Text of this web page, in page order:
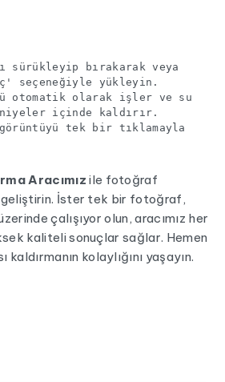
sürükleyip bırakarak veya
seçeneğiyle yükleyin.
otomatik olarak işler ve su
içinde kaldırır.
görüntüyü tek bir tıklamayla
Aracımız ile fotoğraf
geliştirin. İster tek bir fotoğraf,
çalışıyor olun, aracımız her
kaliteli sonuçlar sağlar. Hemen
kaldırmanın kolaylığını yaşayın.